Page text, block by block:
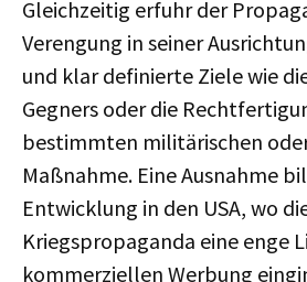
Gleichzeitig erfuhr der
Verengung in seiner
und klar definierte Ziele wie
Gegners oder die
bestimmten militärischen
Maßnahme. Eine Ausnahme
Entwicklung in den USA, wo
Kriegspropaganda eine enge
kommerziellen Werbung